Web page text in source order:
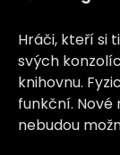
Hráči, kteří si
svých
knihovnu.
funkční.
nebudou